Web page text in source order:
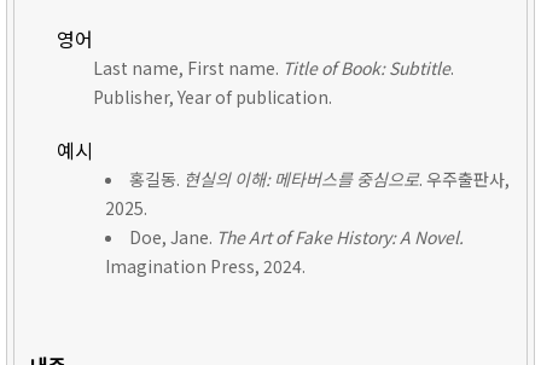
영어
Last name, First name. Title of Book: Subtitle.
Publisher, Year of publication.
예시
홍길동. 현실의 이해: 메타버스를 중심으로. 우주출판사,
2025.
Doe, Jane. The Art of Fake History: A Novel.
Imagination Press, 2024.